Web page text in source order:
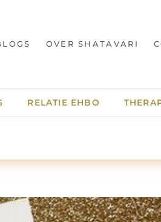
OVER SHATAVARI
RELATIE EHBO